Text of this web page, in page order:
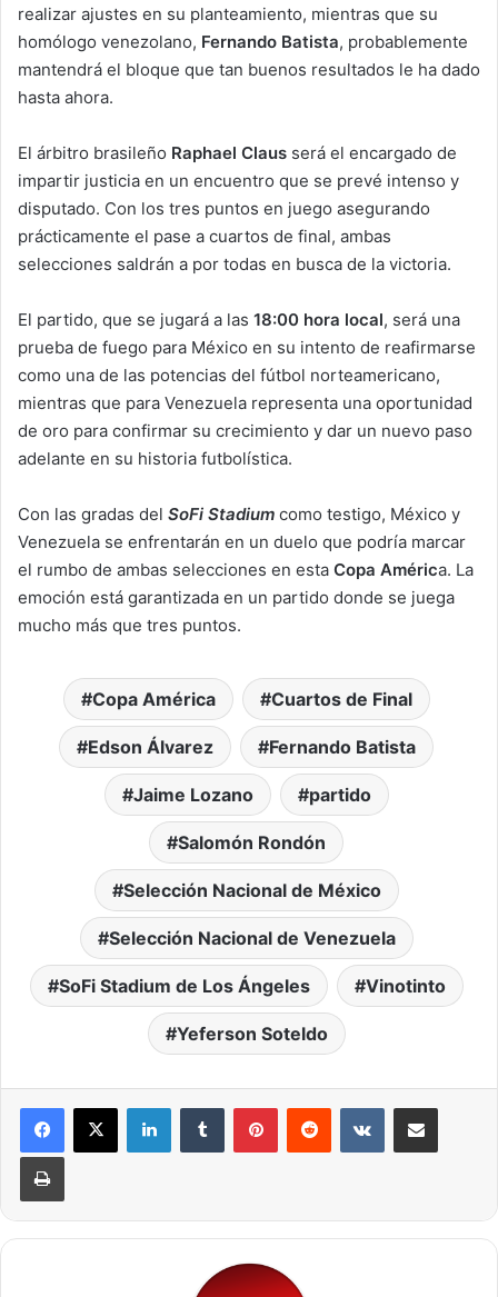
realizar ajustes en su planteamiento, mientras que su
homólogo venezolano, Fernando Batista, probablemente
mantendrá el bloque que tan buenos resultados le ha dado
hasta ahora.
El árbitro brasileño Raphael Claus será el encargado de
impartir justicia en un encuentro que se prevé intenso y
disputado. Con los tres puntos en juego asegurando
prácticamente el pase a cuartos de final, ambas
selecciones saldrán a por todas en busca de la victoria.
El partido, que se jugará a las 18:00 hora local, será una
prueba de fuego para México en su intento de reafirmarse
como una de las potencias del fútbol norteamericano,
mientras que para Venezuela representa una oportunidad
de oro para confirmar su crecimiento y dar un nuevo paso
adelante en su historia futbolística.
Con las gradas del SoFi Stadium como testigo, México y
Venezuela se enfrentarán en un duelo que podría marcar
el rumbo de ambas selecciones en esta Copa América. La
emoción está garantizada en un partido donde se juega
mucho más que tres puntos.
Copa América Cuartos de Final
Edson Álvarez Fernando Batista
Jaime Lozano partido
Salomón Rondón
Selección Nacional de México
Selección Nacional de Venezuela
SoFi Stadium de Los Ángeles Vinotinto
Yeferson Soteldo
LinkedInTumblr PinterestReddit VKontakteCompartir por correo
Imprimir